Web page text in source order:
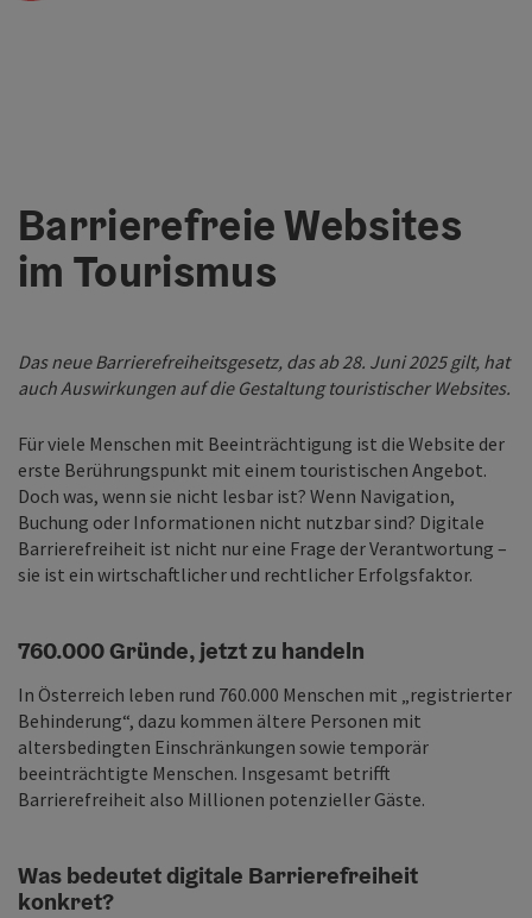
Barrierefreie Websites
im Tourismus
Das neue Barrierefreiheitsgesetz, das ab 28. Juni 2025 gilt, hat
auch Auswirkungen auf die Gestaltung touristischer Websites.
Für viele Menschen mit Beeinträchtigung ist die Website der
erste Berührungspunkt mit einem touristischen Angebot.
Doch was, wenn sie nicht lesbar ist? Wenn Navigation,
Buchung oder Informationen nicht nutzbar sind? Digitale
Barrierefreiheit ist nicht nur eine Frage der Verantwortung –
sie ist ein wirtschaftlicher und rechtlicher Erfolgsfaktor.
760.000 Gründe, jetzt zu handeln
In Österreich leben rund 760.000 Menschen mit „registrierter
Behinderung“, dazu kommen ältere Personen mit
altersbedingten Einschränkungen sowie temporär
beeinträchtigte Menschen. Insgesamt betrifft
Barrierefreiheit also Millionen potenzieller Gäste.
Was bedeutet digitale Barrierefreiheit
konkret?